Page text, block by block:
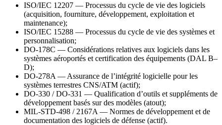
ISO/IEC 12207 — Processus du cycle de vie des logiciels
(acquisition, fourniture, développement, exploitation et
maintenance);
ISO/IEC 15288 — Processus du cycle de vie des systèmes et
personnalisation;
DO-178C — Considérations relatives aux logiciels dans les
systèmes aéroportés et certification des équipements (DAL B–
D);
DO-278A — Assurance de l’intégrité logicielle pour les
systèmes terrestres CNS/ATM (actif);
DO-330 / DO-331 — Qualification d’outils et suppléments de
développement basés sur des modèles (atout);
MIL-STD-498 / 2167A — Normes de développement et de
documentation des logiciels de défense (actif).